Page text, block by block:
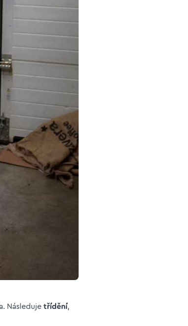
Následuje třídění,